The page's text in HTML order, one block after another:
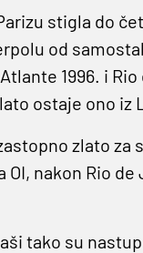
stigla do
od
1996. i
ostaje ono iz
zlato za
nakon Rio de
tako su